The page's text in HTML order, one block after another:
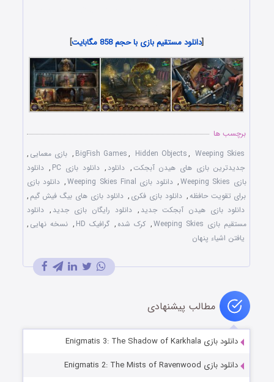
[دانلود مستقیم بازی با حجم 858 مگابایت ]
برچسب ها
BigFish Games, Hidden Objects, Weeping Skies
, بازی معمایی ,
جدیدترین بازی های هیدن آبجکت, دانلود , دانلود بازی PC , دانلود
بازی Weeping Skies
, دانلود بازی Weeping Skies Final , دانلود بازی
برای تقويت حافظه, دانلود بازی فکری , دانلود بازی های بيگ فيش گيم ,
دانلود بازی هيدن آبجکت جديد , دانلود رایگان بازی جدید , دانلود
مستقیم بازی Weeping Skies
, کرک شده , گرافیک HD , نسخه نهایی ,
یافتن اشیاء پنهان
مطالب پیشنهادی
دانلود بازی Enigmatis 3: The Shadow of Karkhala
دانلود بازی Enigmatis 2: The Mists of Ravenwood